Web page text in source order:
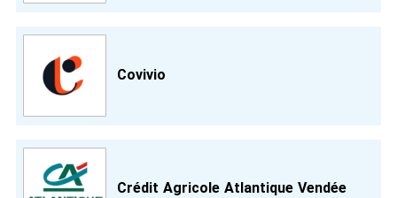
Covivio
Crédit Agricole Atlantique Vendée